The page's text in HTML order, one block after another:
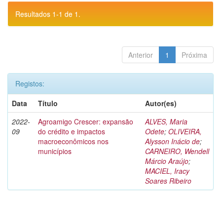
Resultados 1-1 de 1.
Anterior 1 Próxima
Registos:
Data
Título
Autor(es)
2022-
09
Agroamigo Crescer: expansão
do crédito e impactos
macroeconômicos nos
municípios
ALVES, Maria
Odete; OLIVEIRA,
Alysson Inácio de;
CARNEIRO, Wendell
Márcio Araújo;
MACIEL, Iracy
Soares Ribeiro